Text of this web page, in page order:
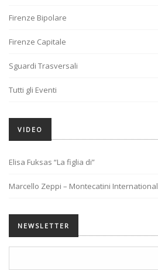
Firenze Bipolare
Firenze Capitale
Sguardi Trasversali
Tutti gli Eventi
VIDEO
Elisa Fuksas “La figlia di”
Marcello Zeppi – Montecatini International
NEWSLETTER